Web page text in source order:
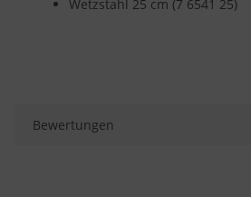
Wetzstahl 25 cm (7 6541 25)
Bewertungen